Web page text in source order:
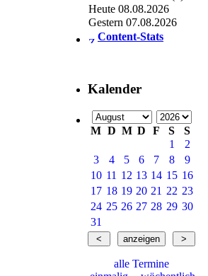
Heute 08.08.2026
Gestern 07.08.2026
Content-Stats
Kalender
M D M D F S
S
1
2
3
4 5 6 7 8
9
10 11 12 13 14 15 16
17 18 19 20 21 22 23
24 25 26 27 28 29 30
31
alle Termine